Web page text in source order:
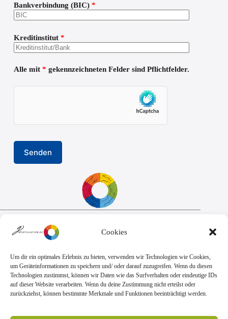
Cookies
Um dir ein optimales Erlebnis zu bieten, verwenden wir Technologien wie Cookies,
um Geräteinformationen zu speichern und/ oder darauf zuzugreifen. Wenn du diesen
Technologien zustimmst, können wir Daten wie das Surfverhalten oder eindeutige IDs
auf dieser Website verarbeiten. Wenn du deine Zustimmung nicht erteilst oder
zurückziehst, können bestimmte Merkmale und Funktionen beeinträchtigt werden.
Bankverbindung (BIC) *
Kreditinstitut *
Alle mit * gekennzeichneten Felder sind Pflichtfelder.
Sekretariat:
Montag - Donnerstag: 7.45 Uhr bis 14:30 Uhr
E-Mail:
sekretariat@goethe.schule
Telefon
+49 6071 9888 0
Fax
+49 6071 9888 50
Anschrift